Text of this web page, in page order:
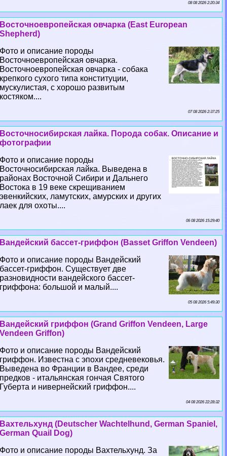
08 08 2026 2:20:34
Восточноевропейская овчарка (East European
Shepherd)
Фото и описание породы
Восточноевропейская овчарка.
Восточноевропейская овчарка - собака
крепкого сухого типа конституции,
мускулистая, с хорошо развитым
костяком....
07 08 2026 2:37:25
Восточносибирская лайка. Порода собак. Описание и
фотографии
Фото и описание породы
Восточносибирская лайка. Выведена в
районах Восточной Сибири и Дальнего
Востока в 19 веке скрещиванием
эвенкийских, ламутских, амурских и других
лаек для охоты....
06 08 2026 15:29:40
Вандейский бассет-гриффон (Basset Griffon Vendeen)
Фото и описание породы Вандейский
бассет-гриффон. Существует две
разновидности вандейского бассет-
гриффона: большой и малый....
05 08 2026 5:49:30
Вандейский гриффон (Grand Griffon Vendeen, Large
Vendeen Griffon)
Фото и описание породы Вандейский
гриффон. Известна с эпохи средневековья.
Выведена во Франции в Вандее, среди
предков - итальянская гончая Святого
Губерта и нивернейский гриффон....
04 08 2026 22:28:32
Вахтельхунд (Deutscher Wachtelhund, German Spaniel,
German Quail Dog)
Фото и описание породы Вахтельхунд. За